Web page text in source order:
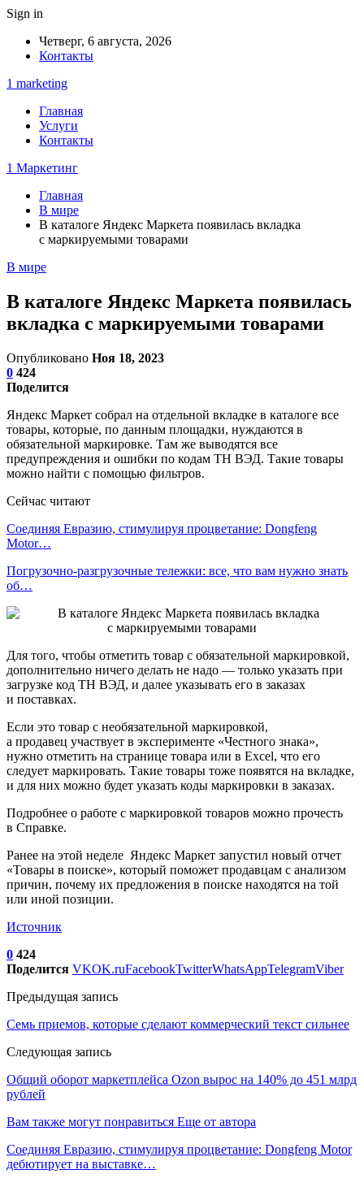
Sign in
Четверг, 6 августа, 2026
Контакты
1 marketing
Главная
Услуги
Контакты
1 Маркетинг
Главная
В мире
В каталоге Яндекс Маркета появилась вкладка
с маркируемыми товарами
В мире
В каталоге Яндекс Маркета появилась
вкладка с маркируемыми товарами
Опубликовано Ноя 18, 2023
0 424
Поделится
Яндекс Маркет собрал на отдельной вкладке в каталоге все
товары, которые, по данным площадки, нуждаются в
обязательной маркировке. Там же выводятся все
предупреждения и ошибки по кодам ТН ВЭД. Такие товары
можно найти с помощью фильтров.
Сейчас читают
Соединяя Евразию, стимулируя процветание: Dongfeng
Motor…
Погрузочно-разгрузочные тележки: все, что вам нужно знать
об…
Для того, чтобы отметить товар с обязательной маркировкой,
дополнительно ничего делать не надо — только указать при
загрузке код ТН ВЭД, и далее указывать его в заказах
и поставках.
Если это товар с необязательной маркировкой,
а продавец участвует в эксперименте «Честного знака»,
нужно отметить на странице товара или в Excel, что его
следует маркировать. Такие товары тоже появятся на вкладке,
и для них можно будет указать коды маркировки в заказах.
Подробнее о работе с маркировкой товаров можно прочесть
в Справке.
Ранее на этой неделе Яндекс Маркет запустил новый отчет
«Товары в поиске», который поможет продавцам с анализом
причин, почему их предложения в поиске находятся на той
или иной позиции.
Источник
0 424
Поделится VKOK.ruFacebookTwitterWhatsAppTelegramViber
Предыдущая запись
Семь приемов, которые сделают коммерческий текст сильнее
Следующая запись
Общий оборот маркетплейса Ozon вырос на 140% до 451 млрд
рублей
Вам также могут понравиться Еще от автора
Соединяя Евразию, стимулируя процветание: Dongfeng Motor
дебютирует на выставке…